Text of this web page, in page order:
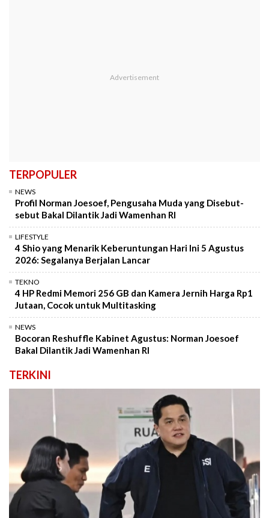
TERPOPULER
NEWS
Profil Norman Joesoef, Pengusaha Muda yang Disebut-
sebut Bakal Dilantik Jadi Wamenhan RI
LIFESTYLE
4 Shio yang Menarik Keberuntungan Hari Ini 5 Agustus
2026: Segalanya Berjalan Lancar
TEKNO
4 HP Redmi Memori 256 GB dan Kamera Jernih Harga Rp1
Jutaan, Cocok untuk Multitasking
NEWS
Bocoran Reshuffle Kabinet Agustus: Norman Joesoef
Bakal Dilantik Jadi Wamenhan RI
TERKINI